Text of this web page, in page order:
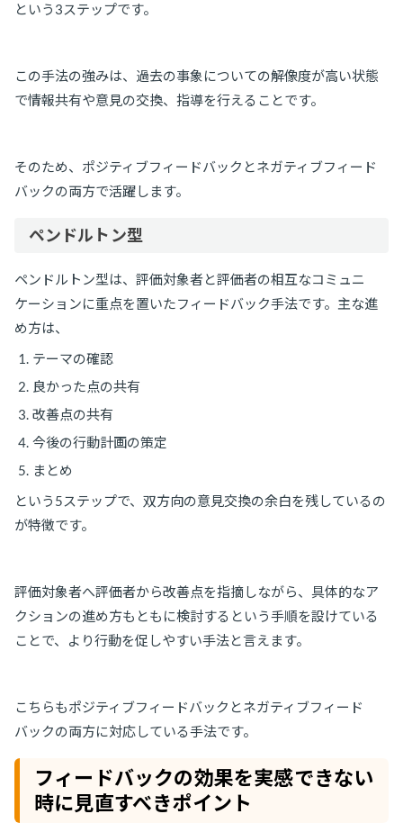
という3ステップです。
この手法の強みは、過去の事象についての解像度が高い状態
で情報共有や意見の交換、指導を行えることです。
そのため、ポジティブフィードバックとネガティブフィード
バックの両方で活躍します。
ペンドルトン型
ペンドルトン型は、評価対象者と評価者の相互なコミュニ
ケーションに重点を置いたフィードバック手法です。主な進
め方は、
テーマの確認
良かった点の共有
改善点の共有
今後の行動計画の策定
まとめ
という5ステップで、双方向の意見交換の余白を残しているの
が特徴です。
評価対象者へ評価者から改善点を指摘しながら、具体的なア
クションの進め方もともに検討するという手順を設けている
ことで、より行動を促しやすい手法と言えます。
こちらもポジティブフィードバックとネガティブフィード
バックの両方に対応している手法です。
フィードバックの効果を実感できない
時に見直すべきポイント